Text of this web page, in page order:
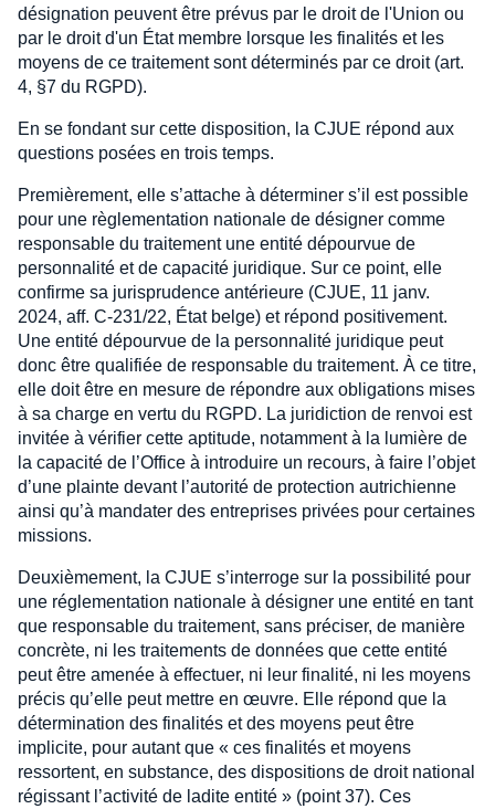
désignation peuvent être prévus par le droit de l'Union ou
par le droit d'un État membre lorsque les finalités et les
moyens de ce traitement sont déterminés par ce droit (art.
4, §7 du RGPD).
En se fondant sur cette disposition, la CJUE répond aux
questions posées en trois temps.
Premièrement, elle s’attache à déterminer s’il est possible
pour une règlementation nationale de désigner comme
responsable du traitement une entité dépourvue de
personnalité et de capacité juridique. Sur ce point, elle
confirme sa jurisprudence antérieure (CJUE, 11 janv.
2024, aff. C-231/22, État belge) et répond positivement.
Une entité dépourvue de la personnalité juridique peut
donc être qualifiée de responsable du traitement. À ce titre,
elle doit être en mesure de répondre aux obligations mises
à sa charge en vertu du RGPD. La juridiction de renvoi est
invitée à vérifier cette aptitude, notamment à la lumière de
la capacité de l’Office à introduire un recours, à faire l’objet
d’une plainte devant l’autorité de protection autrichienne
ainsi qu’à mandater des entreprises privées pour certaines
missions.
Deuxièmement, la CJUE s’interroge sur la possibilité pour
une réglementation nationale à désigner une entité en tant
que responsable du traitement, sans préciser, de manière
concrète, ni les traitements de données que cette entité
peut être amenée à effectuer, ni leur finalité, ni les moyens
précis qu’elle peut mettre en œuvre. Elle répond que la
détermination des finalités et des moyens peut être
implicite, pour autant que « ces finalités et moyens
ressortent, en substance, des dispositions de droit national
régissant l’activité de ladite entité » (point 37). Ces